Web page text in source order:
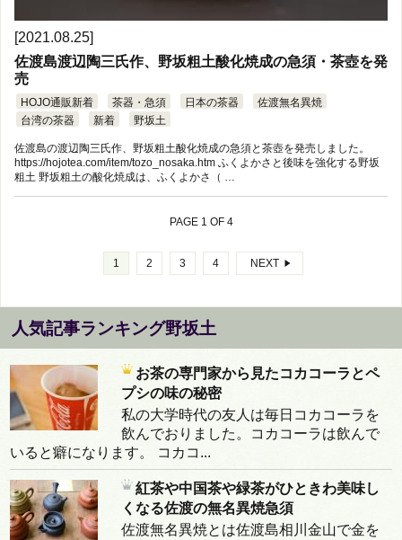
[2021.08.25]
佐渡島渡辺陶三氏作、野坂粗土酸化焼成の急須・茶壺を発
売
HOJO通販新着 茶器・急須 日本の茶器
佐渡無名異焼
台湾の茶器
新着 野坂土
佐渡島の渡辺陶三氏作、野坂粗土酸化焼成の急須と茶壺を発売しました。
https://hojotea.com/item/tozo_nosaka.htm ふくよかさと後味を強化する野坂
粗土 野坂粗土の酸化焼成は、ふくよかさ（ …
PAGE 1 OF 4
1 2 3 4 NEXT
人気記事ランキング野坂土
お茶の専門家から見たコカコーラとペ
プシの味の秘密
私の大学時代の友人は毎日コカコーラを
飲んでおりました。コカコーラは飲んで
いると癖になります。 コカコ...
紅茶や中国茶や緑茶がひときわ美味し
くなる佐渡の無名異焼急須
佐渡無名異焼とは佐渡島相川金山で金を